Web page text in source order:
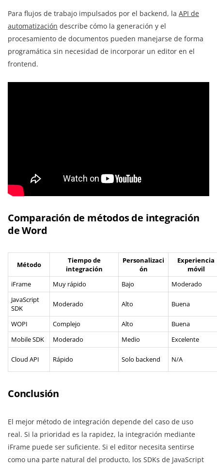
Para flujos de trabajo impulsados por el backend, la API de
automatización describe cómo la generación y el
procesamiento de documentos pueden manejarse de forma
programática sin necesidad de incorporar un editor en el
frontend.
Comparación de métodos de integración
de Word
Método
Tiempo de
integración
Personalizaci
ón
Experiencia
móvil
iFrame
Muy rápido Bajo
Moderado
JavaScript
SDK
Moderado Alto Buena
WOPI Complejo Alto
Buena
Mobile SDK
Moderado Medio Excelente
Cloud API Rápido Solo backend N/A
Conclusión
El mejor método de integración depende del caso de uso
real. Si la prioridad es la rapidez, la integración mediante
iFrame puede ser suficiente. Si el editor necesita sentirse
como una parte natural del producto, los SDKs de JavaScript